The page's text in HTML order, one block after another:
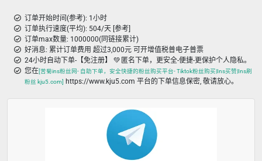
订单开始时间(参考): 1小时
订单执行速度(平均): 504/天 [参考]
订单max数量: 1000000(同链接累计)
好消息: 累计订单费用 超过3,000元 可开增值税普电子普票
24小时自动下单-【免注册】 💚 匿名下单，更安全-便捷-更保护个人隐私。
您在[苦菊ins粉丝网- 自助下单，安全快捷的粉丝购买平台- Tiktok粉丝购买|Ins买赞|Ins刷
粉丝 kju5.com]
https://www.kju5.com 平台的下单信息保密, 敬请放心。